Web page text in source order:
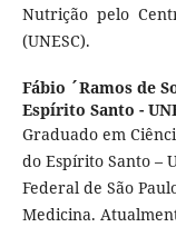
Nutrição pelo
(UNESC).
Fábio ´Ramos de
Espírito Santo -
Graduado em
do Espírito Santo –
Federal de São
Medicina.